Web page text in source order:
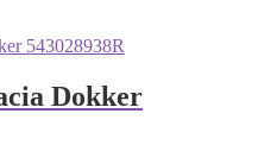
Dokker